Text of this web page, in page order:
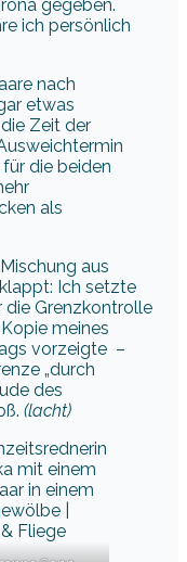
gegeben.
ich persönlich
nach
etwas
Zeit der
die beiden
als
aus
Ich setzte
die Grenzkontrolle
meines
vorzeigte –
„durch
des
(lacht)